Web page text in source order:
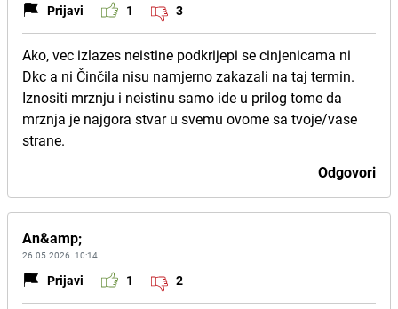
Prijavi 1 3
Ako, vec izlazes neistine podkrijepi se cinjenicama ni
Dkc a ni Činčila nisu namjerno zakazali na taj termin.
Iznositi mrznju i neistinu samo ide u prilog tome da
mrznja je najgora stvar u svemu ovome sa tvoje/vase
strane.
Odgovori
An&amp;
26.05.2026. 10:14
Prijavi 1 2